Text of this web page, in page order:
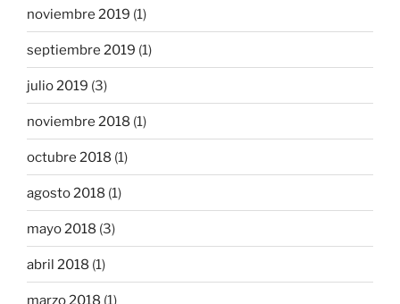
noviembre 2019 (1)
septiembre 2019 (1)
julio 2019 (3)
noviembre 2018 (1)
octubre 2018 (1)
agosto 2018 (1)
mayo 2018 (3)
abril 2018 (1)
marzo 2018 (1)